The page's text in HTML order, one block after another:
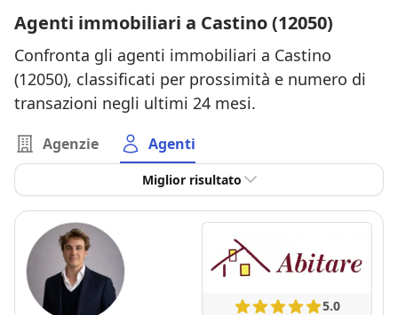
Agenti immobiliari a Castino (12050)
Confronta gli agenti immobiliari a Castino
(12050), classificati per prossimità e numero di
transazioni negli ultimi 24 mesi.
Agenzie Agenti
Miglior risultato
5.0